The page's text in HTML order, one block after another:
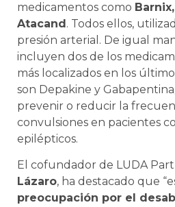
medicamentos como
Atacand. Todos ellos,
presión arterial. De igual
incluyen dos de los
más localizados en los
son Depakine y
prevenir o reducir la
convulsiones en pacientes
epilépticos.
El cofundador de LUDA
Lázaro, ha destacado que
preocupación por el